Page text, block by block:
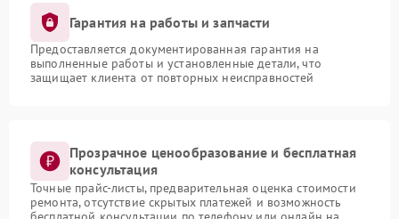
Гарантия на работы и запчасти
Предоставляется документированная гарантия на
выполненные работы и установленные детали, что
защищает клиента от повторных неисправностей
Прозрачное ценообразование и бесплатная
консультация
Точные прайс-листы, предварительная оценка стоимости
ремонта, отсутствие скрытых платежей и возможность